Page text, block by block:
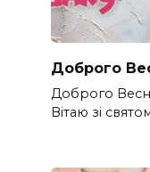
Доброго
Доброго
Вітаю зі